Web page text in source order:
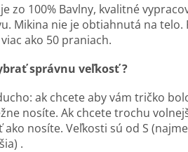
zo 100% Bavlny, kvalitné
Mikina nie je obtiahnutá na telo.
ako 50 praniach.
správnu veľkosť ?
ak chcete aby vám tričko
nosíte. Ak chcete trochu
nosíte. Veľkosti sú od S
.